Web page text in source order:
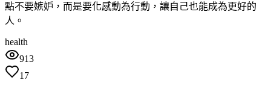
點不要嫉妒，而是要化感動為行動，讓自己也能成為更好的
人。
health
913
17